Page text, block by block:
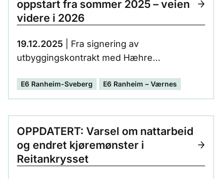
oppstart fra sommer 2025 – veien
videre i 2026
19.12.2025 | Fra signering av
utbyggingskontrakt med Hæhre
jevn og god fremdrift det første halvåret.
E6 Ranheim-Sveberg E6 Ranheim – Værnes
OPPDATERT: Varsel om nattarbeid
og endret kjøremønster i
Reitankrysset